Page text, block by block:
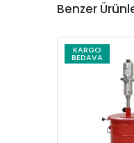
Benzer
KARGO
BEDAVA